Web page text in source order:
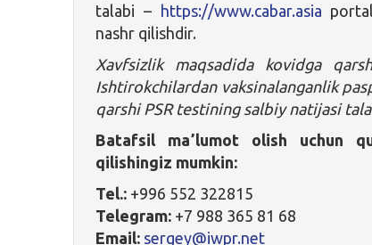
talabi – https://www.cabar.asia
nashr qilishdir.
Xavfsizlik maqsadida kovidga
Ishtirokchilardan vaksinalanganlik
qarshi PSR testining salbiy natijasi
Batafsil maʼlumot olish uchun
qilishingiz mumkin:
Tel.: +996 552 322815
Telegram: +7 988 365 81 68
Email: sergey@iwpr.net